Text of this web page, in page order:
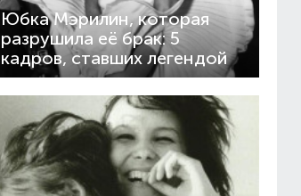
Юбка Мэрилин, которая
разрушила её брак: 5
кадров, ставших легендой